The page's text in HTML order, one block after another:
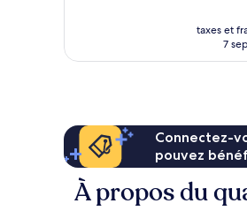
taxes et
7
Connectez-
pouvez
À propos du